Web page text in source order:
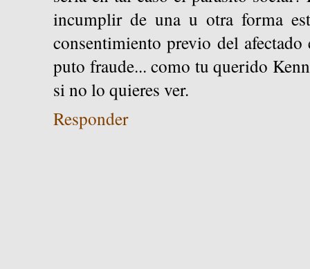
incumplir de una u otra forma
consentimiento previo del
puto fraude... como tu querido
si no lo quieres ver.
Responder